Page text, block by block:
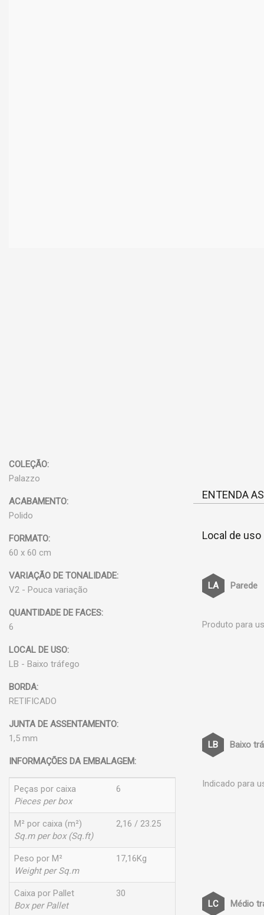
COLEÇÃO:
Palazzo
ACABAMENTO:
Polido
FORMATO:
60 x 60 cm
VARIAÇÃO DE TONALIDADE:
V2 - Pouca variação
QUANTIDADE DE FACES:
6
LOCAL DE USO:
LB - Baixo tráfego
BORDA:
RETIFICADO
JUNTA DE ASSENTAMENTO:
1,5 mm
INFORMAÇÕES DA EMBALAGEM:
Peças por caixa
Pieces per box
6
M² por caixa (m²)
Sq.m per box (Sq.ft)
2,16 / 23.25
Peso por M²
Weight per Sq.m
17,16Kg
Caixa por Pallet
Box per Pallet
30
ENTENDA
Local de uso
Parede
Produto para
Baixo
Indicado para
Médio